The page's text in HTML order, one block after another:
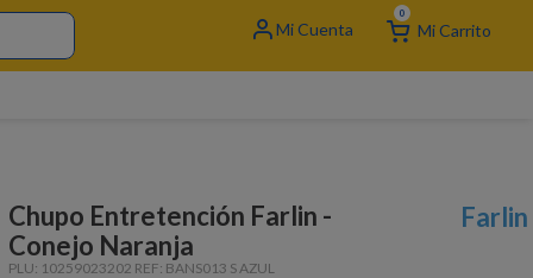
0
Chupo Entretención Farlin -
Conejo Naranja
PLU: 10259023202 REF: BANS013 S AZUL
Farlin